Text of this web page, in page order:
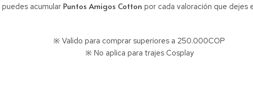
acumular Puntos Amigos Cotton por cada valoración que dejes
※ Valido para comprar superiores a 250.000COP
※ No aplica para trajes Cosplay